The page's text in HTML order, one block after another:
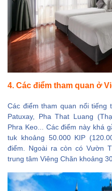
4. Các điểm tham quan ở
Các điểm tham quan nổi tiếng
Patuxay, Pha That Luang
Phra Keo... Các điểm này khá
tuk khoảng 50.000 KIP
điểm. Ngoài ra còn có Vườn
trung tâm Viêng Chăn khoảng